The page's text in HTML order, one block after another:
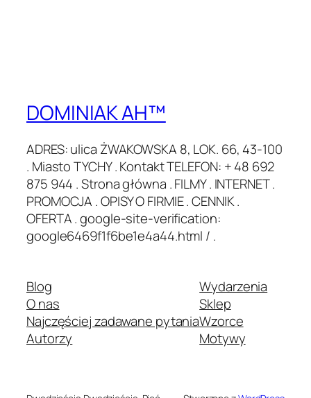
DOMINIAK AH™
ADRES: ulica ŻWAKOWSKA 8, LOK. 66, 43-100
. Miasto TYCHY . Kontakt TELEFON: + 48 692
875 944 . Strona główna . FILMY . INTERNET .
PROMOCJA . OPISY O FIRMIE . CENNIK .
OFERTA . google-site-verification:
google6469f1f6be1e4a44.html / .
Blog
O nas
Najczęściej zadawane pytania
Autorzy
Wydarzenia
Sklep
Wzorce
Motywy